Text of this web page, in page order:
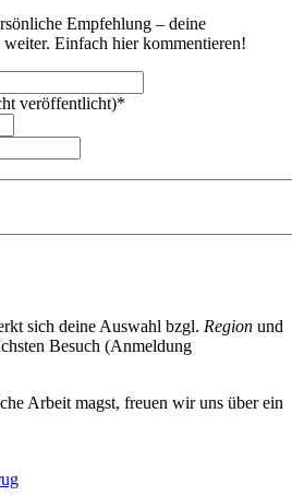
Empfehlung – deine
Einfach hier kommentieren!
veröffentlicht)*
sich deine Auswahl bzgl. Region und
Besuch (Anmeldung
Arbeit magst, freuen wir uns über ein